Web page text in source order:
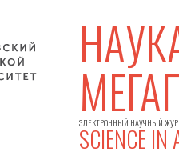
ЭЛЕКТРОННЫЙ НАУЧНЫЙ
SCIENCE IN